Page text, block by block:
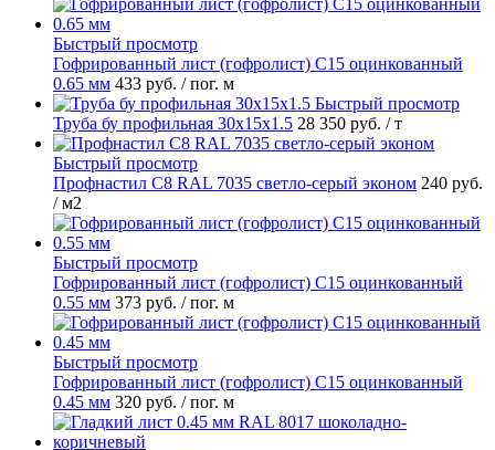
Быстрый просмотр
Гофрированный лист (гофролист) С15 оцинкованный
0.65 мм 433 руб. / пог. м
Быстрый просмотр
Труба бу профильная 30х15х1.5 28 350 руб. / т
Быстрый просмотр
Профнастил С8 RAL 7035 светло-серый эконом 240 руб.
/ м2
Быстрый просмотр
Гофрированный лист (гофролист) С15 оцинкованный
0.55 мм 373 руб. / пог. м
Быстрый просмотр
Гофрированный лист (гофролист) С15 оцинкованный
0.45 мм 320 руб. / пог. м